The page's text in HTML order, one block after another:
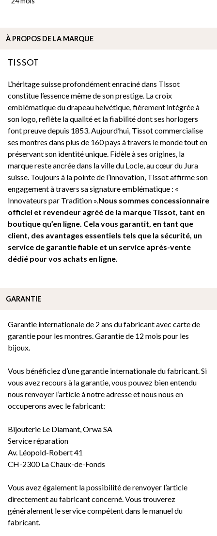
TISSOT
L’héritage suisse profondément enraciné dans Tissot
constitue l’essence même de son prestige. La croix
emblématique du drapeau helvétique, fièrement intégrée à
son logo, reflète la qualité et la fiabilité dont ses horlogers
font preuve depuis 1853. Aujourd’hui, Tissot commercialise
ses montres dans plus de 160 pays à travers le monde tout en
préservant son identité unique. Fidèle à ses origines, la
marque reste ancrée dans la ville du Locle, au cœur du Jura
suisse. Toujours à la pointe de l’innovation, Tissot affirme son
engagement à travers sa signature emblématique : «
Innovateurs par Tradition ». Nous sommes concessionnaire
officiel et revendeur agréé de la marque Tissot, tant en
boutique qu’en ligne. Cela vous garantit, en tant que
client, des avantages essentiels tels que la sécurité, un
service de garantie fiable et un service après-vente
dédié pour vos achats en ligne.
Garantie internationale de 2 ans du fabricant avec carte de
garantie pour les montres. Garantie de 12 mois pour les
bijoux.
Vous bénéficiez d’une garantie internationale du fabricant. Si
vous avez recours à la garantie, vous pouvez bien entendu
nous renvoyer l’article à notre adresse et nous nous en
occuperons avec le fabricant:
Bijouterie Le Diamant, Orwa SA
Service réparation
Av. Léopold-Robert 41
CH-2300 La Chaux-de-Fonds
Vous avez également la possibilité de renvoyer l’article
directement au fabricant concerné. Vous trouverez
généralement le service compétent dans le manuel du
fabricant.
À PROPOS DE LA MARQUE
GARANTIE